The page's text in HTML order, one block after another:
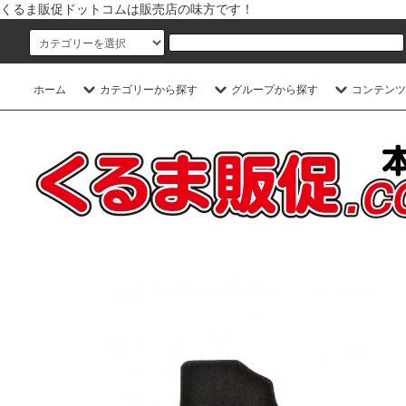
くるま販促ドットコムは販売店の味方です！
ホーム カテゴリーから探す グループから探す コンテン